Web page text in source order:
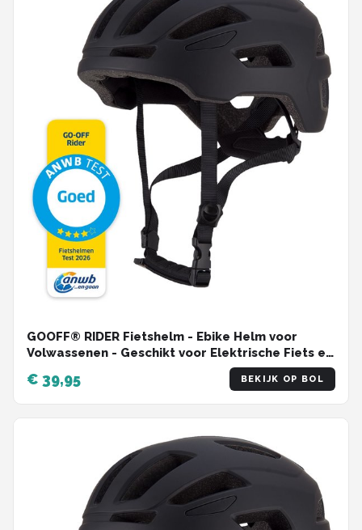
GOOFF® RIDER Fietshelm - Ebike Helm voor
Volwassenen - Geschikt voor Elektrische Fiets en
Racefiets - Dames en Heren - Zwart - L
€ 39,95 BEKIJK OP BOL